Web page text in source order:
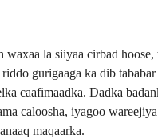
la siiyaa cirbad hoose,
gurigaaga ka dib
caafimaadka. Dadka
caloosha, iyagoo
maqaarka.